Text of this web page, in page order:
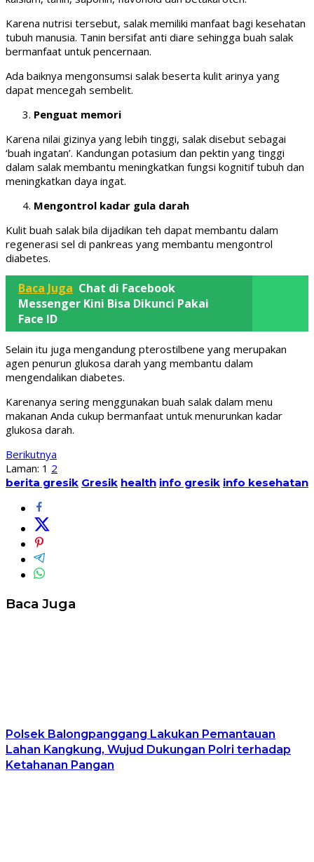
Karena nutrisi tersebut, salak memiliki manfaat bagi kesehatan
tubuh manusia. Tanin bersifat anti diare sehingga buah salak
bermanfaat untuk pencernaan.
Ada baiknya mengonsumsi salak beserta kulit arinya yang
dapat mencegah sembelit.
Penguat memori
Karena nilai gizinya yang lebih tinggi, salak disebut sebagai
‘buah ingatan’. Kandungan potasium dan pektin yang tinggi
dalam salak membantu meningkatkan fungsi kognitif tubuh dan
meningkatkan daya ingat.
Mengontrol kadar gula darah
Kulit buah salak bila dijadikan teh dapat membantu dalam
regenerasi sel di pankreas yang membantu mengontrol
diabetes.
Baca Juga Chat di Facebook
Messenger Kini Bisa Dikunci Pakai
Face ID
Selain itu juga mengandung pterostilbene yang merupakan
agen penurun glukosa darah yang membantu dalam
mengendalikan diabetes.
Karenanya sering menggunakan buah salak dalam menu
makanan Anda cukup bermanfaat untuk menurunkan kadar
glukosa darah.
Berikutnya
Laman: 1 2
berita gresik Gresik health info gresik info kesehatan
Baca Juga
Polsek Balongpanggang Lakukan Pemantauan
Lahan Kangkung, Wujud Dukungan Polri terhadap
Ketahanan Pangan